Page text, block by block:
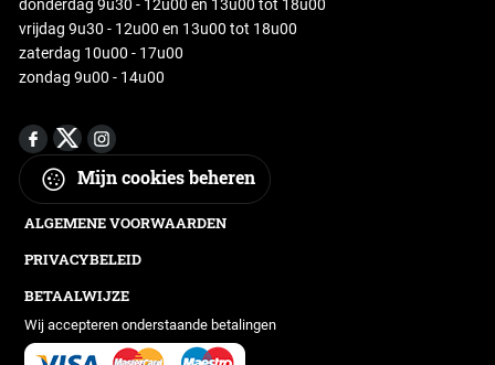
donderdag 9u30 - 12u00 en 13u00 tot 18u00
vrijdag 9u30 - 12u00 en 13u00 tot 18u00
zaterdag 10u00 - 17u00
zondag 9u00 - 14u00
Mijn cookies beheren
ALGEMENE VOORWAARDEN
PRIVACYBELEID
BETAALWIJZE
Wij accepteren onderstaande betalingen